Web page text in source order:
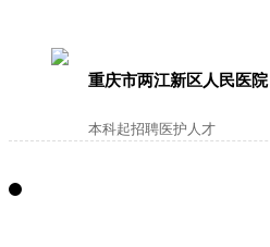
重庆市两江新区人民医院
本科起招聘医护人才